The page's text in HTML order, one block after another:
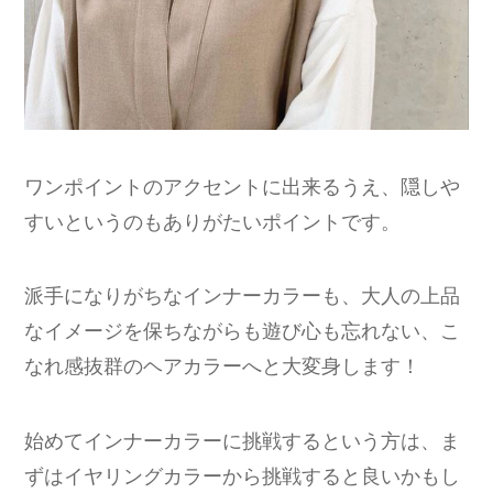
ワンポイントのアクセントに出来るうえ、隠しや
すいというのもありがたいポイントです。
派手になりがちなインナーカラーも、大人の上品
なイメージを保ちながらも遊び心も忘れない、こ
なれ感抜群のヘアカラーへと大変身します！
始めてインナーカラーに挑戦するという方は、ま
ずはイヤリングカラーから挑戦すると良いかもし